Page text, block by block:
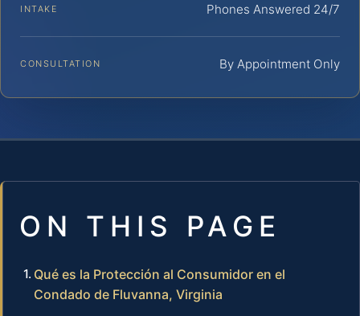
INTAKE Phones Answered 24/7
CONSULTATION By Appointment Only
ON THIS PAGE
Qué es la Protección al Consumidor en el
Condado de Fluvanna, Virginia